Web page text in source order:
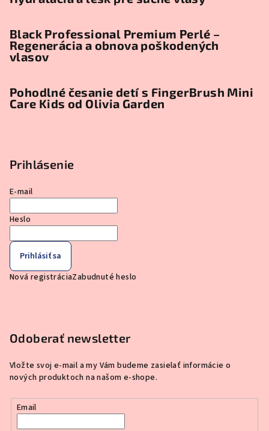
Black Professional Premium Perlé –
Regenerácia a obnova poškodených
vlasov
Pohodlné česanie detí s FingerBrush Mini
Care Kids od Olivia Garden
Prihlásenie
E-mail
Heslo
Prihlásiť sa
Nová registráciaZabudnuté heslo
Odoberať newsletter
Vložte svoj e-mail a my Vám budeme zasielať informácie o
nových produktoch na našom e-shope.
Email